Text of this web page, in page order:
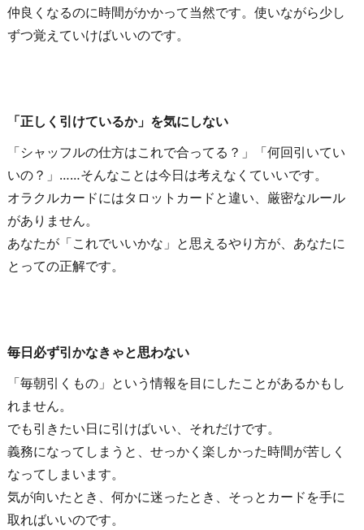
仲良くなるのに時間がかかって当然です。使いながら少し
ずつ覚えていけばいいのです。
「正しく引けているか」を気にしない
「シャッフルの仕方はこれで合ってる？」「何回引いてい
いの？」……そんなことは今日は考えなくていいです。
オラクルカードにはタロットカードと違い、厳密なルール
がありません。
あなたが「これでいいかな」と思えるやり方が、あなたに
とっての正解です。
毎日必ず引かなきゃと思わない
「毎朝引くもの」という情報を目にしたことがあるかもし
れません。
でも引きたい日に引けばいい、それだけです。
義務になってしまうと、せっかく楽しかった時間が苦しく
なってしまいます。
気が向いたとき、何かに迷ったとき、そっとカードを手に
取ればいいのです。